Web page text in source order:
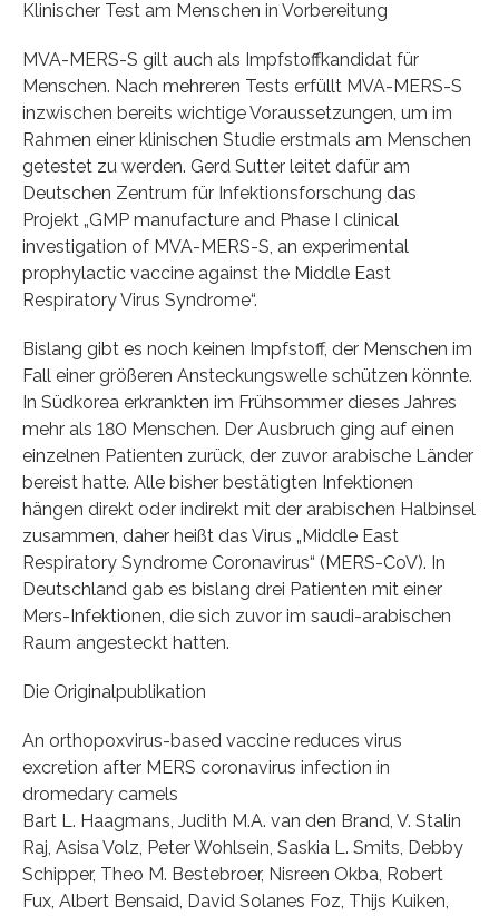
Klinischer Test am Menschen in Vorbereitung
MVA-MERS-S gilt auch als Impfstoffkandidat für
Menschen. Nach mehreren Tests erfüllt MVA-MERS-S
inzwischen bereits wichtige Voraussetzungen, um im
Rahmen einer klinischen Studie erstmals am Menschen
getestet zu werden. Gerd Sutter leitet dafür am
Deutschen Zentrum für Infektionsforschung das
Projekt „GMP manufacture and Phase I clinical
investigation of MVA-MERS-S, an experimental
prophylactic vaccine against the Middle East
Respiratory Virus Syndrome“.
Bislang gibt es noch keinen Impfstoff, der Menschen im
Fall einer größeren Ansteckungswelle schützen könnte.
In Südkorea erkrankten im Frühsommer dieses Jahres
mehr als 180 Menschen. Der Ausbruch ging auf einen
einzelnen Patienten zurück, der zuvor arabische Länder
bereist hatte. Alle bisher bestätigten Infektionen
hängen direkt oder indirekt mit der arabischen Halbinsel
zusammen, daher heißt das Virus „Middle East
Respiratory Syndrome Coronavirus“ (MERS-CoV). In
Deutschland gab es bislang drei Patienten mit einer
Mers-Infektionen, die sich zuvor im saudi-arabischen
Raum angesteckt hatten.
Die Originalpublikation
An orthopoxvirus-based vaccine reduces virus
excretion after MERS coronavirus infection in
dromedary camels
Bart L. Haagmans, Judith M.A. van den Brand, V. Stalin
Raj, Asisa Volz, Peter Wohlsein, Saskia L. Smits, Debby
Schipper, Theo M. Bestebroer, Nisreen Okba, Robert
Fux, Albert Bensaid, David Solanes Foz, Thijs Kuiken,